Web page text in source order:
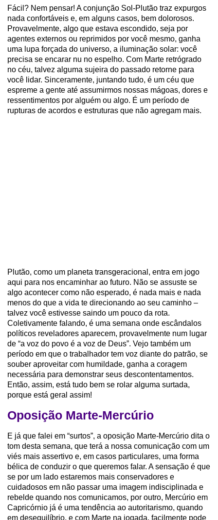
Fácil? Nem pensar! A conjunção Sol-Plutão traz expurgos
nada confortáveis e, em alguns casos, bem dolorosos.
Provavelmente, algo que estava escondido, seja por
agentes externos ou reprimidos por você mesmo, ganha
uma lupa forçada do universo, a iluminação solar: você
precisa se encarar nu no espelho. Com Marte retrógrado
no céu, talvez alguma sujeira do passado retorne para
você lidar. Sinceramente, juntando tudo, é um céu que
espreme a gente até assumirmos nossas mágoas, dores e
ressentimentos por alguém ou algo. É um período de
rupturas de acordos e estruturas que não agregam mais.
Plutão, como um planeta transgeracional, entra em jogo
aqui para nos encaminhar ao futuro. Não se assuste se
algo acontecer como não esperado, é nada mais e nada
menos do que a vida te direcionando ao seu caminho –
talvez você estivesse saindo um pouco da rota.
Coletivamente falando, é uma semana onde escândalos
políticos reveladores aparecem, provavelmente num lugar
de “a voz do povo é a voz de Deus”. Vejo também um
período em que o trabalhador tem voz diante do patrão, se
souber aproveitar com humildade, ganha a coragem
necessária para demonstrar seus descontentamentos.
Então, assim, está tudo bem se rolar alguma surtada,
porque está geral assim!
Oposição Marte-Mercúrio
E já que falei em “surtos”, a oposição Marte-Mercúrio dita o
tom desta semana, que terá a nossa comunicação com um
viés mais assertivo e, em casos particulares, uma forma
bélica de conduzir o que queremos falar. A sensação é que
se por um lado estaremos mais conservadores e
cuidadosos em não passar uma imagem indisciplinada e
rebelde quando nos comunicamos, por outro, Mercúrio em
Capricórnio já é uma tendência ao autoritarismo, quando
em desequilíbrio, e com Marte na jogada, facilmente pode